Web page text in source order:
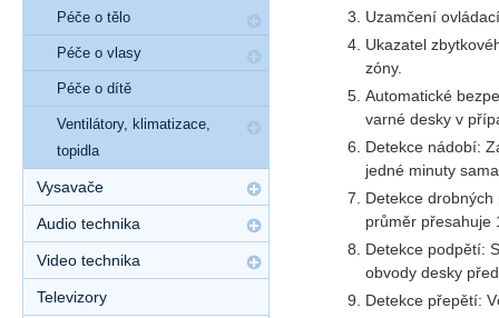
Uzamčení
Ukazatel
zóny.
Automatické
varné desky v
Detekce nádobí:
jedné minuty
Detekce
průměr přesahuje
Detekce podpětí:
obvody desky
Detekce přepětí:
Péče o tělo
Péče o vlasy
Péče o dítě
Ventilátory, klimatizace,
topidla
Vysavače
Audio technika
Video technika
Televizory